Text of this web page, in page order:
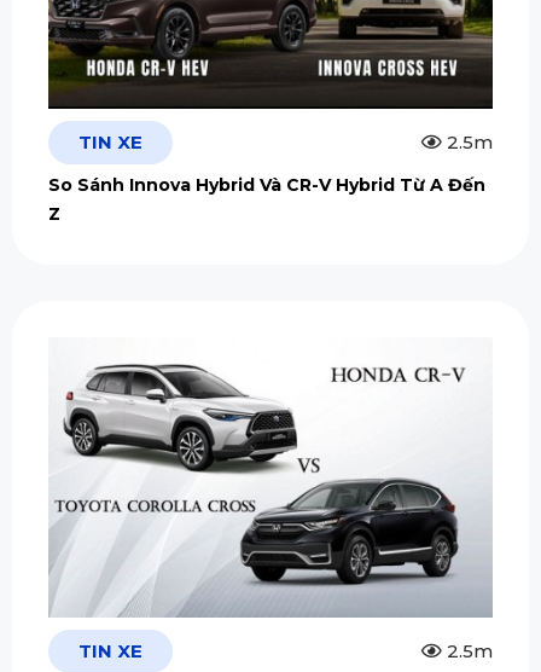
TIN XE 2.5m
So Sánh Innova Hybrid Và CR-V Hybrid Từ A Đến
Z
TIN XE 2.5m